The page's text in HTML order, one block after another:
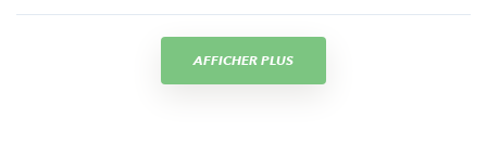
AFFICHER PLUS